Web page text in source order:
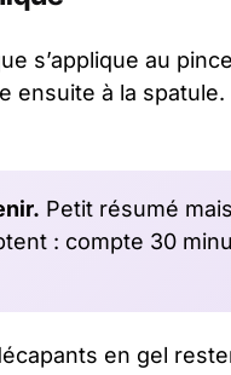
s’applique au
ensuite à la
Petit résumé
: compte 30
en gel